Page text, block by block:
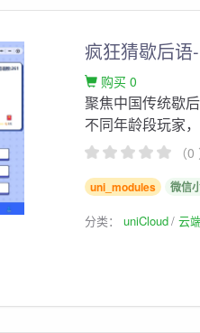
疯狂猜歇后语
购买 0
聚焦中国传统歇
不同年龄段玩家
（
uni_modules 微信
分类：uniCloud 云